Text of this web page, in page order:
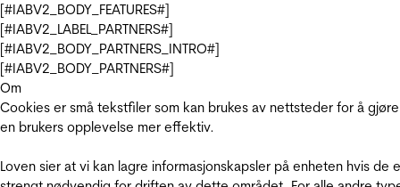
[#IABV2_BODY_FEATURES#]
[#IABV2_LABEL_PARTNERS#]
[#IABV2_BODY_PARTNERS_INTRO#]
[#IABV2_BODY_PARTNERS#]
Om
Cookies er små tekstfiler som kan brukes av nettsteder for å gjøre
en brukers opplevelse mer effektiv.
Loven sier at vi kan lagre informasjonskapsler på enheten hvis de